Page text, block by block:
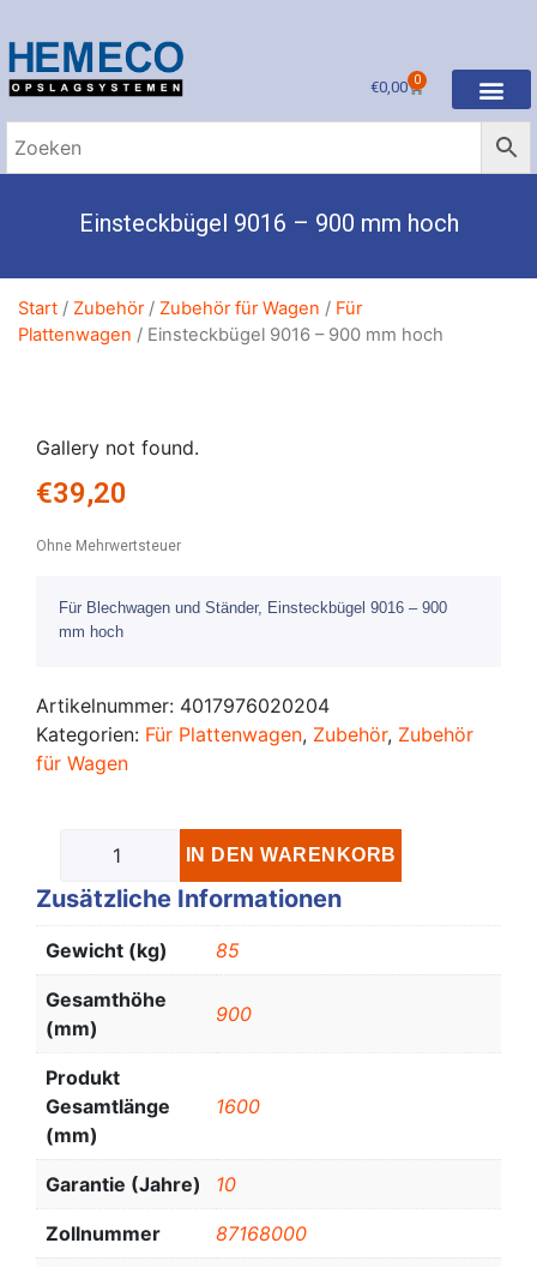
€0,00 0
Einsteckbügel 9016 – 900 mm hoch
Start / Zubehör/ Zubehör für Wagen / Für
Plattenwagen / Einsteckbügel 9016 – 900 mm hoch
Gallery not found.
€39,20
Ohne Mehrwertsteuer
Für Blechwagen und Ständer, Einsteckbügel 9016 – 900
mm hoch
Artikelnummer: 4017976020204
Kategorien: Für Plattenwagen, Zubehör, Zubehör
für Wagen
IN DEN WARENKORB
Zusätzliche Informationen
Gewicht (kg) 85
Gesamthöhe
(mm)
900
Produkt
Gesamtlänge
(mm)
1600
Garantie (Jahre) 10
Zollnummer 87168000